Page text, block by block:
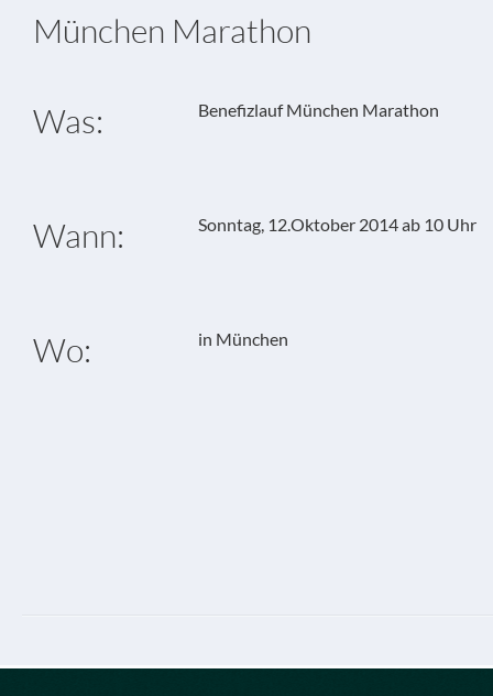
München Marathon
Was: Benefizlauf München Marathon
Wann: Sonntag, 12.Oktober 2014 ab 10 Uhr
Wo: in München